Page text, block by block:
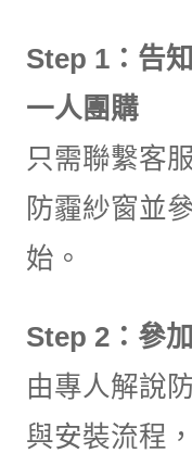
Step 1：告
一人團購
只需聯繫客
防霾紗窗並
始。
Step 2：參
由專人解說
與安裝流程